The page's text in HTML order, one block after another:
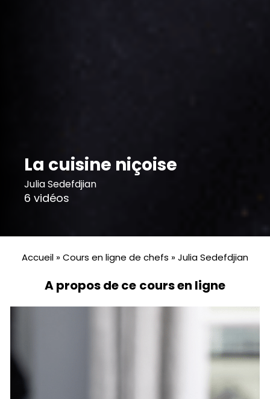
La cuisine niçoise
Julia Sedefdjian
6 vidéos
Accueil »Cours en ligne de chefs »Julia Sedefdjian
A propos de ce cours en ligne